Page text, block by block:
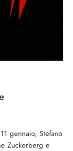
gennaio, Stefano
Zuckerberg e